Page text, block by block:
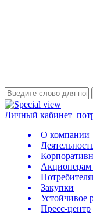
Личный кабинет
О компании
Акционерам
Закупки
Устойчивое
Пресс-центр